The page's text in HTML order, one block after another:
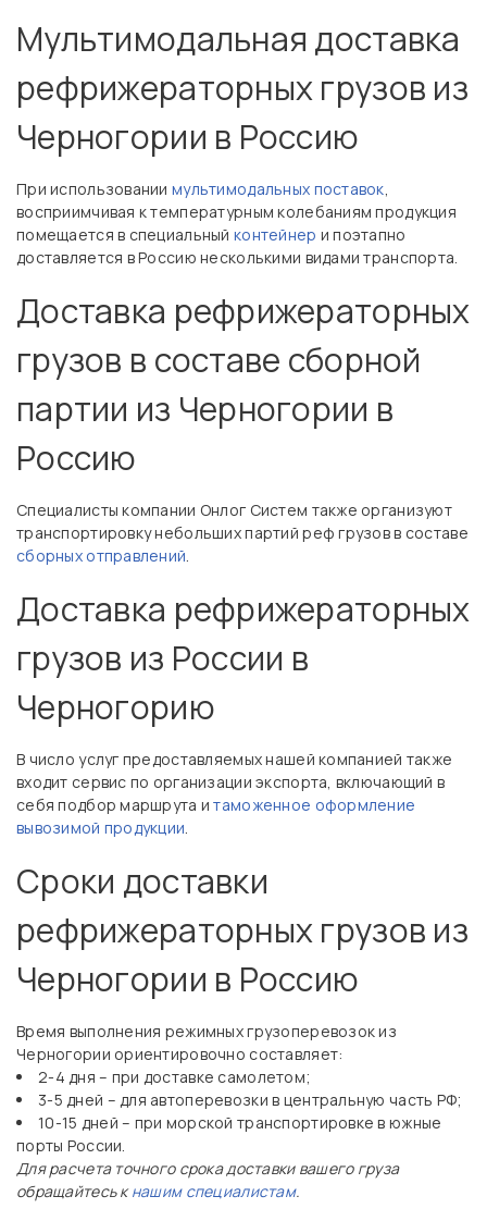
Мультимодальная доставка
рефрижераторных грузов из
Черногории в Россию
При использованиимультимодальных поставок,
восприимчивая к температурным колебаниям продукция
помещается в специальный контейнер и поэтапно
доставляется в Россию несколькими видами транспорта.
Доставка рефрижераторных
грузов в составе сборной
партии из Черногории в
Россию
Специалисты компании Онлог Систем также организуют
транспортировку небольших партий реф грузов в составе
сборных отправлений.
Доставка рефрижераторных
грузов из России в
Черногорию
В число услуг предоставляемых нашей компанией также
входит сервис по организации экспорта, включающий в
себя подбор маршрута итаможенное оформление
вывозимой продукции.
Сроки доставки
рефрижераторных грузов из
Черногории в Россию
Время выполнения режимных грузоперевозок из
Черногории ориентировочно составляет:
2-4 дня – при доставке самолетом;
3-5 дней – для автоперевозки в центральную часть РФ;
10-15 дней – при морской транспортировке в южные
порты России.
Для расчета точного срока доставки вашего груза
обращайтесь кнашим специалистам.